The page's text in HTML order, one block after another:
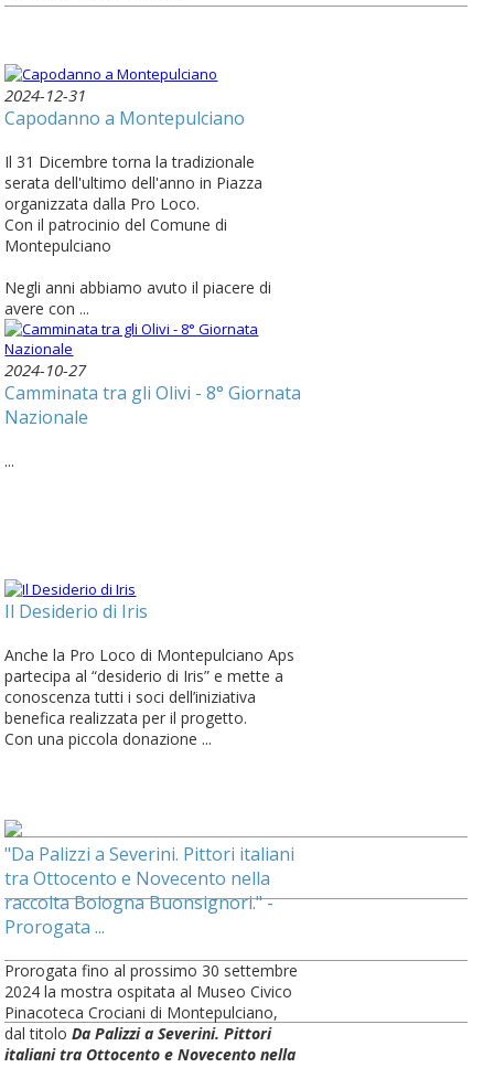
2024-12-31
Capodanno a Montepulciano
Il 31 Dicembre torna la tradizionale
serata dell'ultimo dell'anno in Piazza
organizzata dalla Pro Loco.
Con il patrocinio del Comune di
Montepulciano
Negli anni abbiamo avuto il piacere di
avere con ...
2024-10-27
Camminata tra gli Olivi - 8° Giornata
Nazionale
...
Il Desiderio di Iris
Anche la Pro Loco di Montepulciano Aps
partecipa al “desiderio di Iris” e mette a
conoscenza tutti i soci dell’iniziativa
benefica realizzata per il progetto.
Con una piccola donazione ...
"Da Palizzi a Severini. Pittori italiani
tra Ottocento e Novecento nella
raccolta Bologna Buonsignori." -
Prorogata ...
Prorogata fino al prossimo 30 settembre
2024 la mostra ospitata al Museo Civico
Pinacoteca Crociani di Montepulciano,
dal titoloDa Palizzi a Severini. Pittori
italiani tra Ottocento e Novecento nella